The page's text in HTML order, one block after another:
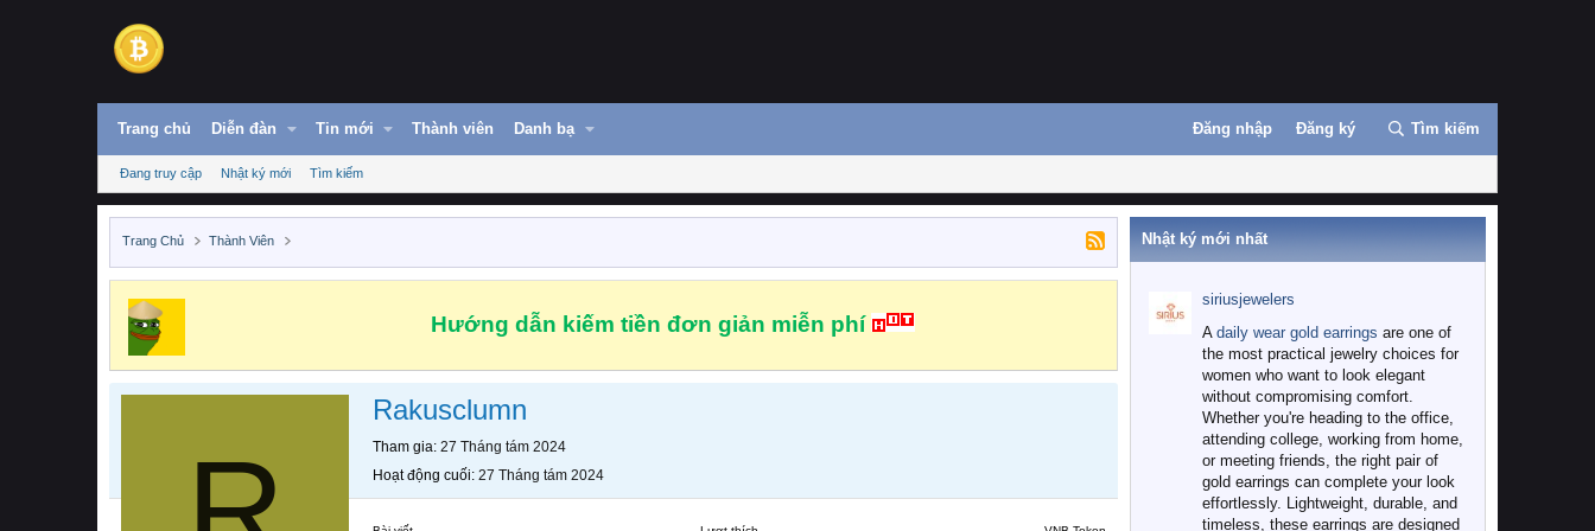
Trang chủ Diễn đàn Tin mới Thành viên Danh bạ Đăng nhập Đăng ký Tìm kiếm
Đang truy cập Nhật ký mới Tìm kiếm
Trang Chủ Thành Viên
Hướng dẫn kiếm tiền đơn giản miễn phí
Rakusclumn
Tham gia 27 Tháng tám 2024
Hoạt động cuối 27 Tháng tám 2024
Nhật ký mới nhất
siriusjewelers
A daily wear gold earrings are one of
the most practical jewelry choices for
women who want to look elegant
without compromising comfort.
Whether you're heading to the office,
attending college, working from home,
or meeting friends, the right pair of
gold earrings can complete your look
effortlessly. Lightweight, durable, and
timeless, these earrings are designed